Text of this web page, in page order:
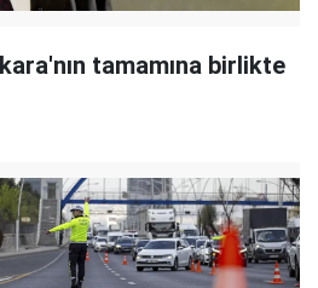
tamamına birlikte